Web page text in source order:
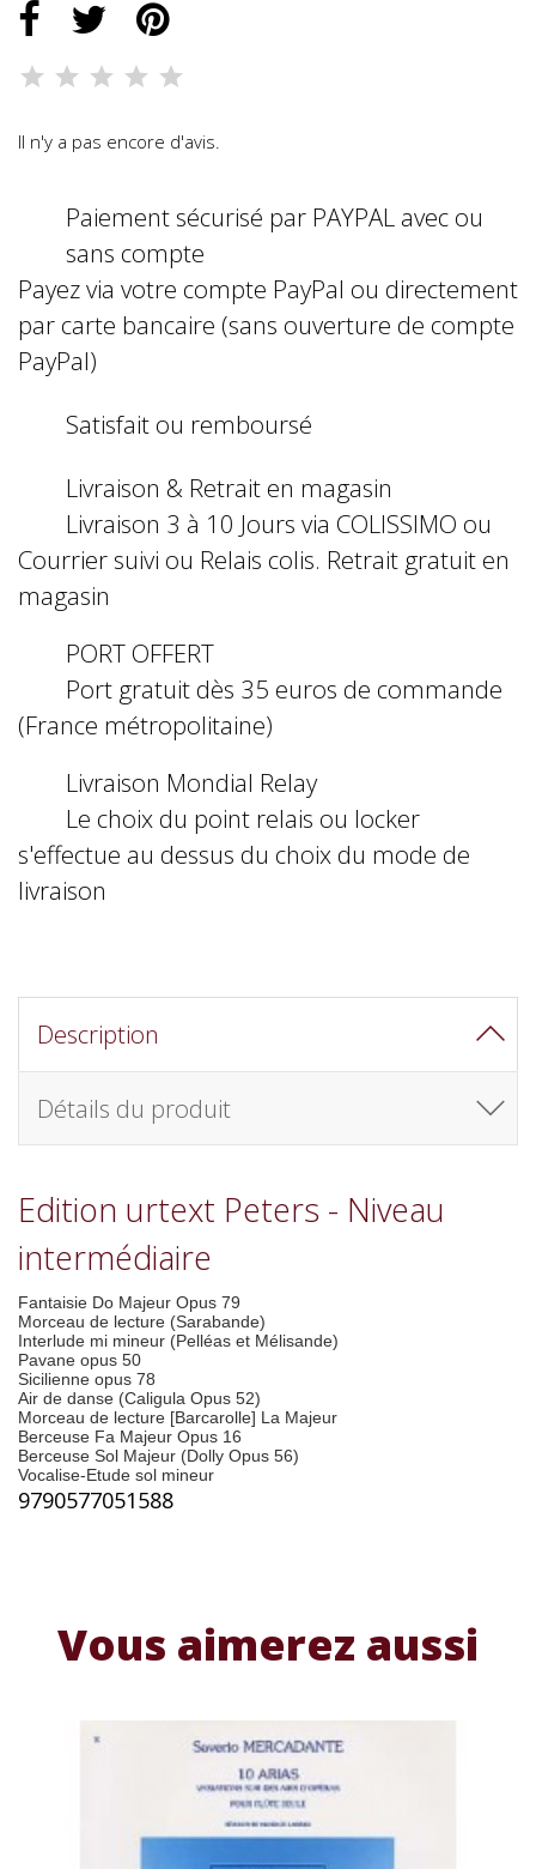
Il n'y a pas encore d'avis.
Paiement sécurisé par PAYPAL avec ou
sans compte
Payez via votre compte PayPal ou directement
par carte bancaire (sans ouverture de compte
PayPal)
Satisfait ou remboursé
Livraison & Retrait en magasin
Livraison 3 à 10 Jours via COLISSIMO ou
Courrier suivi ou Relais colis. Retrait gratuit en
magasin
PORT OFFERT
Port gratuit dès 35 euros de commande
(France métropolitaine)
Livraison Mondial Relay
Le choix du point relais ou locker
s'effectue au dessus du choix du mode de
livraison
Description
Détails du produit
Edition urtext Peters - Niveau
intermédiaire
Fantaisie Do Majeur Opus 79
Morceau de lecture (Sarabande)
Interlude mi mineur (Pelléas et Mélisande)
Pavane opus 50
Sicilienne opus 78
Air de danse (Caligula Opus 52)
Morceau de lecture [Barcarolle] La Majeur
Berceuse Fa Majeur Opus 16
Berceuse Sol Majeur (Dolly Opus 56)
Vocalise-Etude sol mineur
9790577051588
Vous aimerez aussi